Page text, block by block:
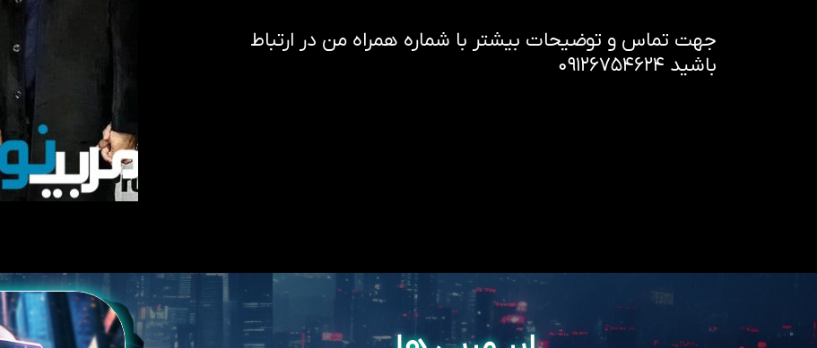
جهت تماس و توضیحات بیشتر با شماره همراه من در ارتباط
باشید ۰۹۱۲۶۷۵۴۶۲۴